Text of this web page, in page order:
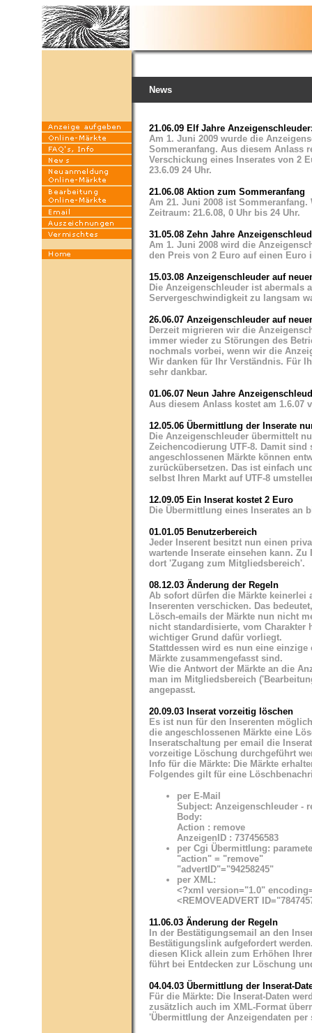
News
21.06.09 Elf Jahre
Am 1. Juni 2009 wurde die
Sommeranfang. Aus diesem Anlass
Verschickung eines Inserates von 2
23.6.09 24 Uhr.
21.06.08 Aktion zum Sommeranfang
Am 21. Juni 2008 ist
Zeitraum: 21.6.08, 0 Uhr bis 24 Uhr.
31.05.08 Zehn Jahre
Am 1. Juni 2008 wird die
den Preis von 2 Euro auf einen Euro
15.03.08 Anzeigenschleuder auf
Die Anzeigenschleuder ist abermals
Servergeschwindigkeit zu langsam
26.06.07 Anzeigenschleuder auf
Derzeit migrieren wir die
immer wieder zu Störungen des
nochmals vorbei, wenn wir die
Wir danken für Ihr Verständnis. Für
sehr dankbar.
01.06.07 Neun Jahre
Aus diesem Anlass kostet am 1.6.07
12.05.06 Übermittlung der Inserate
Die Anzeigenschleuder übermittelt
Zeichencodierung UTF-8. Damit
angeschlossenen Märkte können
zurückübersetzen. Das ist einfach
selbst Ihren Markt auf UTF-8
12.09.05 Ein Inserat kostet 2 Euro
Die Übermittlung eines Inserates an
01.01.05 Benutzerbereich
Jeder Inserent besitzt nun einen
wartende Inserate einsehen kann.
dort 'Zugang zum Mitgliedsbereich'.
08.12.03 Änderung der Regeln
Ab sofort dürfen die Märkte keinerlei
Inserenten verschicken. Das
Lösch-emails der Märkte nun nicht
nicht standardisierte, vom Charakter
wichtiger Grund dafür vorliegt.
Stattdessen wird es nun eine
Märkte zusammengefasst sind.
Wie die Antwort der Märkte an die
man im Mitgliedsbereich
angepasst.
20.09.03 Inserat vorzeitig löschen
Es ist nun für den Inserenten
die angeschlossenen Märkte eine
Inseratschaltung per email die
vorzeitige Löschung durchgeführt
Info für die Märkte: Die Märkte
Folgendes gilt für eine
per E-Mail
Subject: Anzeigenschleuder -
Body:
Action : remove
AnzeigenID : 737456583
per Cgi Übermittlung:
"action" = "remove"
"advertID"="94258245"
per XML:
<?xml version="1.0"
<REMOVEADVERT
11.06.03 Änderung der Regeln
In der Bestätigungsemail an den
Bestätigungslink aufgefordert
diesen Klick allein zum Erhöhen
führt bei Entdecken zur Löschung
04.04.03 Übermittlung der Inserat-
Für die Märkte: Die Inserat-Daten
zusätzlich auch im XML-Format
'Übermittlung der Anzeigendaten